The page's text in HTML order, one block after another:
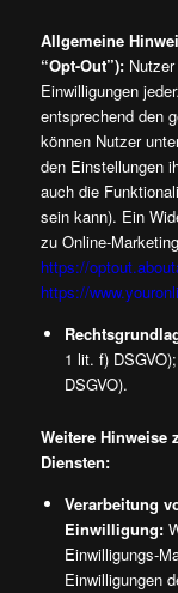
Allgemeine
“Opt-Out”):
Einwilligungen
entsprechend den
können Nutzer
den Einstellungen
auch die
sein kann). Ein
zu Online-
https://
https://
1 lit. f)
DSGVO).
Weitere Hinweise
Diensten:
Verarbeitung
Einwilligung:
Einwilligungs-
Einwilligungen